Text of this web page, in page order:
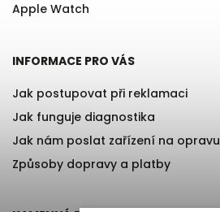
Apple Watch
INFORMACE PRO VÁS
Jak postupovat při reklamaci
Jak funguje diagnostika
Jak nám poslat zařízení na opravu
Způsoby dopravy a platby